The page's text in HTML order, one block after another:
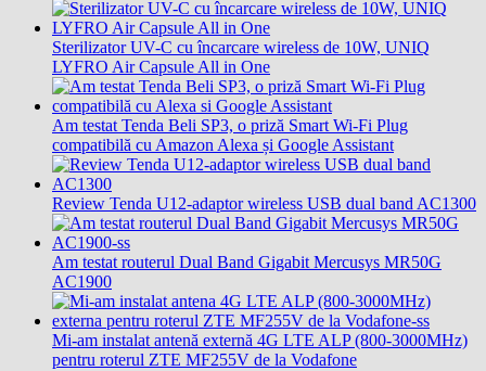
Sterilizator UV-C cu încarcare wireless de 10W, UNIQ
LYFRO Air Capsule All in One
Am testat Tenda Beli SP3, o priză Smart Wi-Fi Plug
compatibilă cu Amazon Alexa și Google Assistant
Review Tenda U12-adaptor wireless USB dual band AC1300
Am testat routerul Dual Band Gigabit Mercusys MR50G
AC1900
Mi-am instalat antenă externă 4G LTE ALP (800-3000MHz)
pentru roterul ZTE MF255V de la Vodafone